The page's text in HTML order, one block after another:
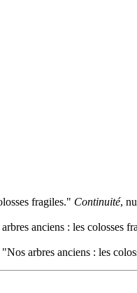
fragiles." Continuité,
anciens : les colosses
arbres anciens : les